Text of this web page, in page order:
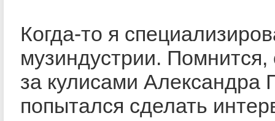
Когда-то я
музиндустрии. Помнится,
за кулисами Александра
попытался сделать